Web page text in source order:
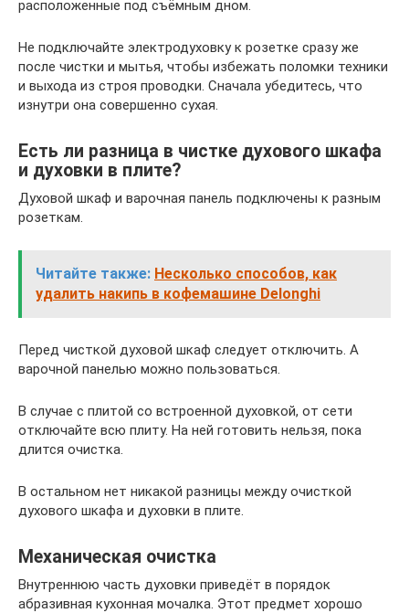
расположенные под съёмным дном.
Не подключайте электродуховку к розетке сразу же
после чистки и мытья, чтобы избежать поломки техники
и выхода из строя проводки. Сначала убедитесь, что
изнутри она совершенно сухая.
Есть ли разница в чистке духового шкафа
и духовки в плите?
Духовой шкаф и варочная панель подключены к разным
розеткам.
Читайте также: Несколько способов, как
удалить накипь в кофемашине Delonghi
Перед чисткой духовой шкаф следует отключить. А
варочной панелью можно пользоваться.
В случае с плитой со встроенной духовкой, от сети
отключайте всю плиту. На ней готовить нельзя, пока
длится очистка.
В остальном нет никакой разницы между очисткой
духового шкафа и духовки в плите.
Механическая очистка
Внутреннюю часть духовки приведёт в порядок
абразивная кухонная мочалка. Этот предмет хорошо